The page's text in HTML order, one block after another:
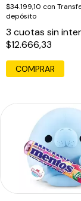
$34.199,10 con
depósito
3 cuotas sin
$12.666,33